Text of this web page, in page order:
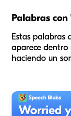
Palabras con
Estas palabras
aparece
haciendo un